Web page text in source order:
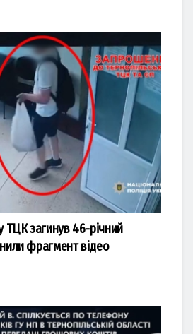
ТЦК загинув 46-річний
фрагмент відео